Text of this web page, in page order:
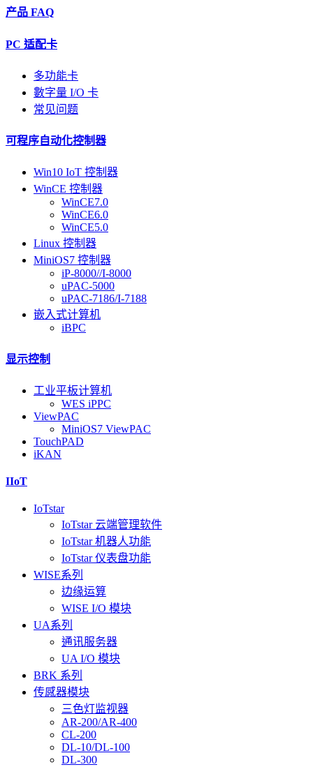
产品 FAQ
PC 适配卡
多功能卡
數字量 I/O 卡
常见问题
可程序自动化控制器
Win10 IoT 控制器
WinCE 控制器
WinCE7.0
WinCE6.0
WinCE5.0
Linux 控制器
MiniOS7 控制器
iP-8000//I-8000
uPAC-5000
uPAC-7186/I-7188
嵌入式计算机
iBPC
显示控制
工业平板计算机
WES iPPC
ViewPAC
MiniOS7 ViewPAC
TouchPAD
iKAN
IIoT
IoTstar
IoTstar 云端管理软件
IoTstar 机器人功能
IoTstar 仪表盘功能
WISE系列
边缘运算
WISE I/O 模块
UA系列
通讯服务器
UA I/O 模块
BRK 系列
传感器模块
三色灯监视器
AR-200/AR-400
CL-200
DL-10/DL-100
DL-300